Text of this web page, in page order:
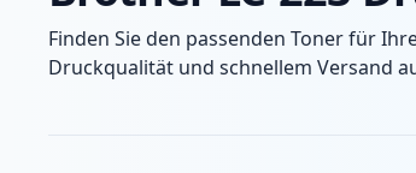
Finden Sie den passenden Toner für
Druckqualität und schnellem Versand